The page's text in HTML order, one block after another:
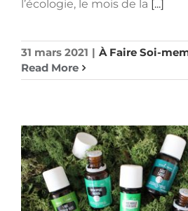
l’écologie, le mois de la [...]
31 mars 2021 | À Faire Soi-
Read More